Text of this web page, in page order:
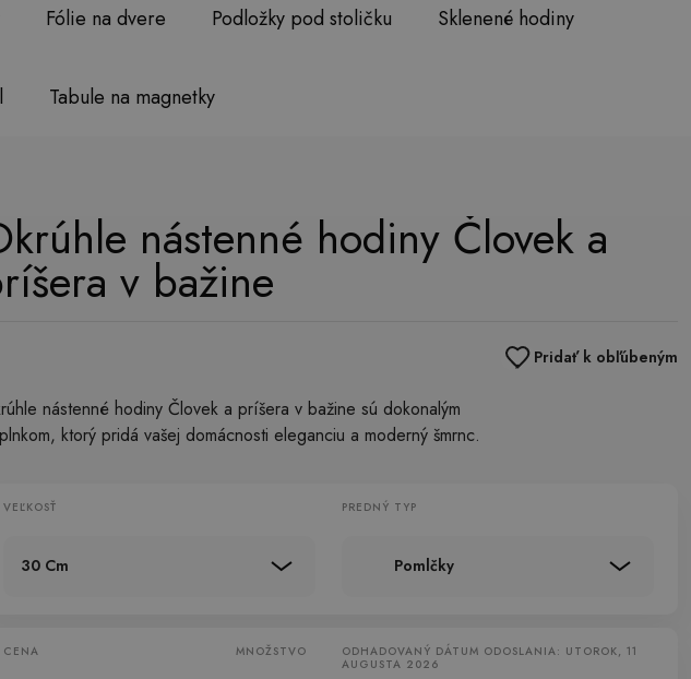
Fólie na dvere Podložky pod stoličku Sklenené hodiny
Tabule na magnetky
nástenné hodiny Človek a
v bažine
Pridať k obľúbeným
nástenné hodiny Človek a príšera v bažine sú dokonalým
ktorý pridá vašej domácnosti eleganciu a moderný šmrnc.
VEĽKOSŤ
30 Cm
PREDNÝ TYP
Pomlčky
CENA MNOŽSTVO
ODHADOVANÝ DÁTUM ODOSLANIA: UTOROK, 11
AUGUSTA 2026